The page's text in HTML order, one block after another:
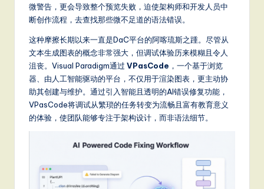
hi
L
微警告，更会导致整个预览失败，迫使架构师和开发人员中
断创作流程，去查找那些微不足道的语法错误。
这种摩擦长期以来一直是DaC平台的阿喀琉斯之踵。尽管从
文本生成图表的概念非常强大，但调试体验历来模糊且令人
沮丧。Visual Paradigm通过VPasCode ，一个基于浏览
器、由人工智能驱动的平台，不仅用于渲染图表，更主动协
助其创建与维护。通过引入智能且透明的AI错误修复功能，
VPasCode将调试从繁琐的任务转变为流畅且富有教育意义
的体验，使团队能够专注于架构设计，而非语法细节。